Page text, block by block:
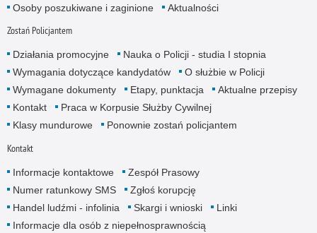
Osoby poszukiwane i zaginione Aktualności
Zostań Policjantem
Działania promocyjne
Nauka o Policji - studia I stopnia
Wymagania dotyczące kandydatów
O służbie w Policji
Wymagane dokumenty
Etapy, punktacja
Aktualne przepisy
Kontakt
Praca w Korpusie Służby Cywilnej
Klasy mundurowe
Ponownie zostań policjantem
Kontakt
Informacje kontaktowe
Zespół Prasowy
Numer ratunkowy SMS
Zgłoś korupcję
Handel ludźmi - infolinia
Skargi i wnioski
Linki
Informacje dla osób z niepełnosprawnością